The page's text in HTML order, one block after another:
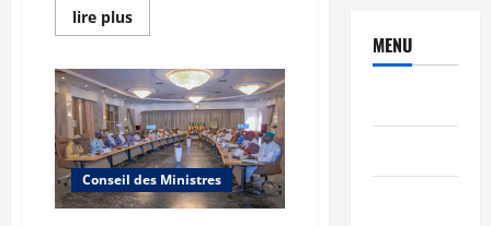
lire plusEn
savoir
Communique
du
conseil
des
ministres
du
mercredi
29
juillet
2026
Conseil des Ministres
MENU